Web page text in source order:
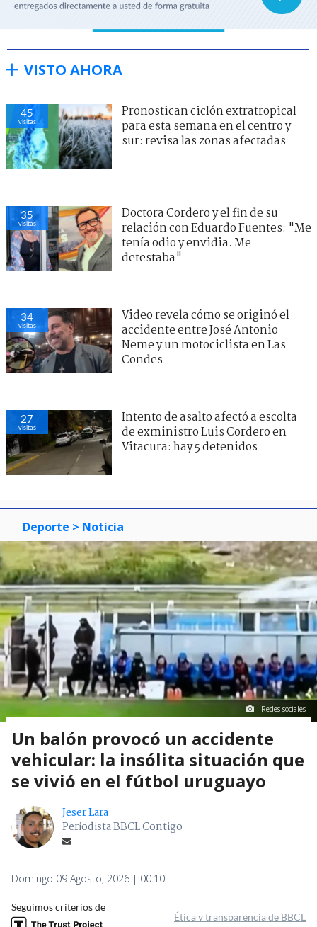
VISTO AHORA
45
visitas
Pronostican ciclón extratropical
para esta semana en el centro y
sur: revisa las zonas afectadas
35
visitas
Doctora Cordero y el fin de su
relación con Eduardo Fuentes: "Me
tenía odio y envidia. Me
detestaba"
34
visitas
Video revela cómo se originó el
accidente entre José Antonio
Neme y un motociclista en Las
Condes
27
visitas
Intento de asalto afectó a escolta
de exministro Luis Cordero en
Vitacura: hay 5 detenidos
Deporte > Noticia
Redes sociales
Un balón provocó un accidente
vehicular: la insólita situación que
se vivió en el fútbol uruguayo
Jeser Lara
Periodista BBCL Contigo
Domingo 09 Agosto, 2026 | 00:10
Seguimos criterios de
Ética y transparencia de BBCL